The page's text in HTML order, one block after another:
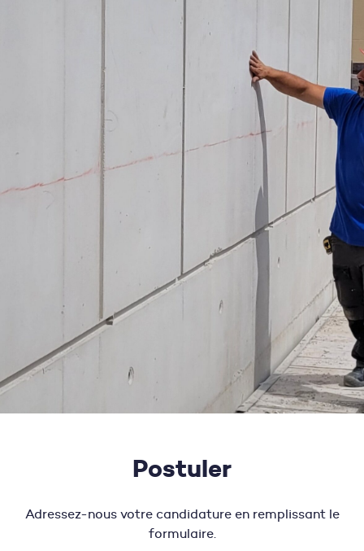
Postuler
Adressez-nous votre candidature en remplissant le
formulaire.